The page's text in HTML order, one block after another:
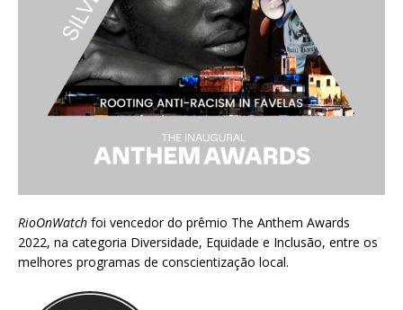
RioOnWatch foi vencedor do prêmio The Anthem Awards
2022, na categoria Diversidade, Equidade e Inclusão, entre os
melhores programas de conscientização local.